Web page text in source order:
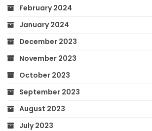
February 2024
January 2024
December 2023
November 2023
October 2023
September 2023
August 2023
July 2023